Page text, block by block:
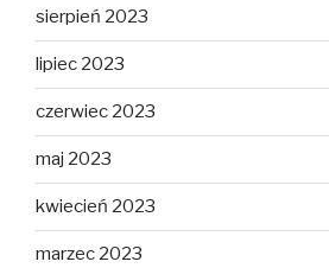
sierpień 2023
lipiec 2023
czerwiec 2023
maj 2023
kwiecień 2023
marzec 2023